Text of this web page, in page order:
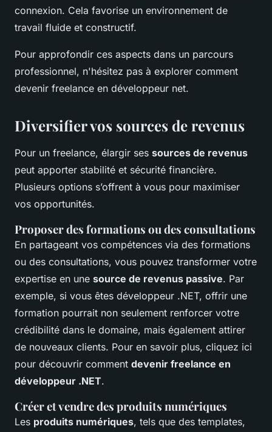
connexion. Cela favorise un environnement de
travail fluide et constructif.
Pour approfondir ces aspects dans un parcours
professionnel, n'hésitez pas à explorer comment
devenir freelance en développeur net.
Diversifier vos sources de revenus
Pour un freelance, élargir ses sources de revenus
peut apporter stabilité et sécurité financière.
Plusieurs options s’offrent à vous pour maximiser
vos opportunités.
Proposer des formations ou des consultations
En partageant vos compétences via des formations
ou des consultations, vous pouvez transformer votre
expertise en une source de revenus passive. Par
exemple, si vous êtes développeur .NET, offrir une
formation pourrait non seulement renforcer votre
crédibilité dans le domaine, mais également attirer
de nouveaux clients. Pour en savoir plus, cliquez ici
pour découvrir comment devenir freelance en
développeur .NET.
Créer et vendre des produits numériques
Les produits numériques, tels que des templates,